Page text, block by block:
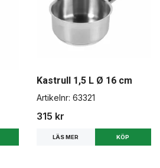
Kastrull 1,5 L Ø 16 cm
Artikelnr: 63321
315 kr
LÄS MER